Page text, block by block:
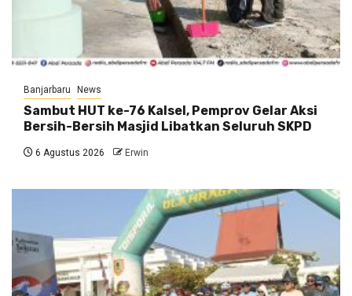
Banjarbaru News
Sambut HUT ke-76 Kalsel, Pemprov Gelar Aksi
Bersih-Bersih Masjid Libatkan Seluruh SKPD
6 Agustus 2026 Erwin